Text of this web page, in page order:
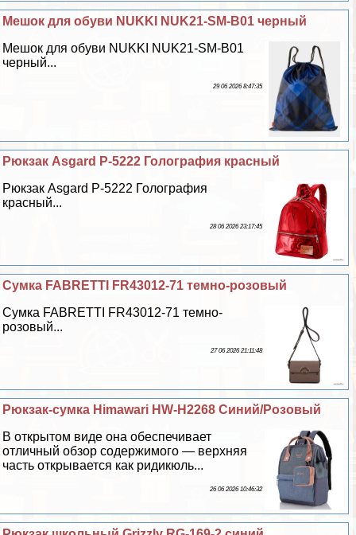
Мешок для обуви NUKKI NUK21-SM-B01 черный
Мешок для обуви NUKKI NUK21-SM-B01
черный...
29 06 2026 8:47:35
Рюкзак Asgard Р-5222 Голография красный
Рюкзак Asgard Р-5222 Голография
красный...
28 06 2026 23:17:45
Сумка FABRETTI FR43012-71 темно-розовый
Сумка FABRETTI FR43012-71 темно-
розовый...
27 06 2026 21:11:48
Рюкзак-сумка Himawari HW-H2268 Синий/Розовый
В открытом виде она обеспечивает
отличный обзор содержимого — верхняя
часть открывается как ридикюль...
26 06 2026 10:46:32